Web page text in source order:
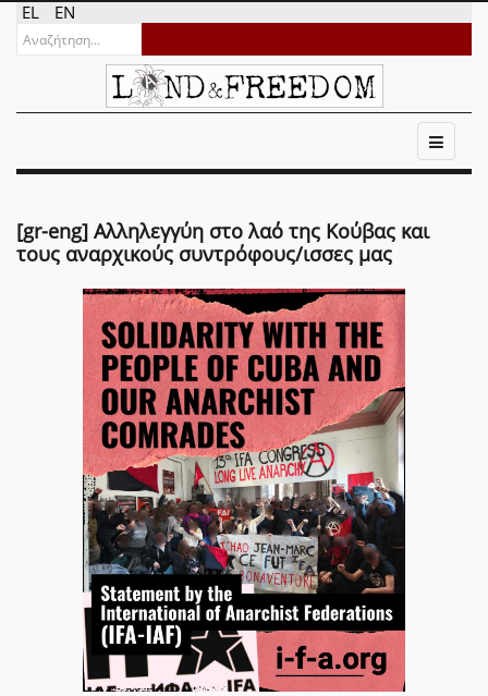
EL EN
[gr-eng] Αλληλεγγύη στο λαό της Κούβας και
τους αναρχικούς συντρόφους/ισσες μας